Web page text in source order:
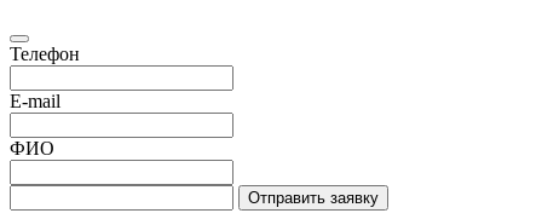
Телефон
E-mail
ФИО
Отправить заявку